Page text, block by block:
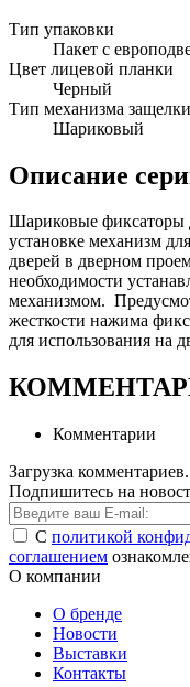
Тип упаковки
Пакет с
Цвет лицевой планки
Черный
Тип механизма защелки
Шариковый
Описание
Шариковые фиксаторы
установке механизм
дверей в дверном
необходимости
механизмом.
жесткости нажима
для использования на
Комментарии
Загрузка
Подпишитесь на
С политикой
соглашением
О компании
О бренде
Новости
Выставки
Контакты